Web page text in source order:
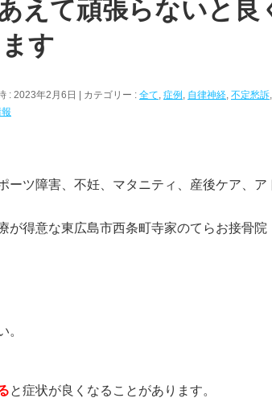
えて頑張らないと良
す
: 2023年2月6日 カテゴリー : 全て, 症例 , 自律神経, 不定愁訴,
ーツ障害、不妊、マタニティ、産後ケア、ア
が得意な東広島市西条町寺家のてらお接骨
。
と症状が良くなることがあります。